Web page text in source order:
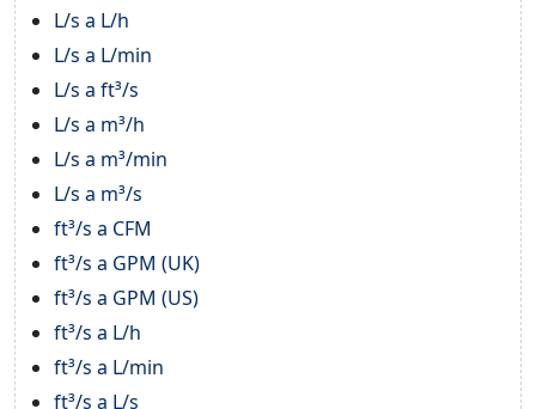
L/s a L/h
L/s a L/min
L/s a ft³/s
L/s a m³/h
L/s a m³/min
L/s a m³/s
ft³/s a CFM
ft³/s a GPM (UK)
ft³/s a GPM (US)
ft³/s a L/h
ft³/s a L/min
ft³/s a L/s